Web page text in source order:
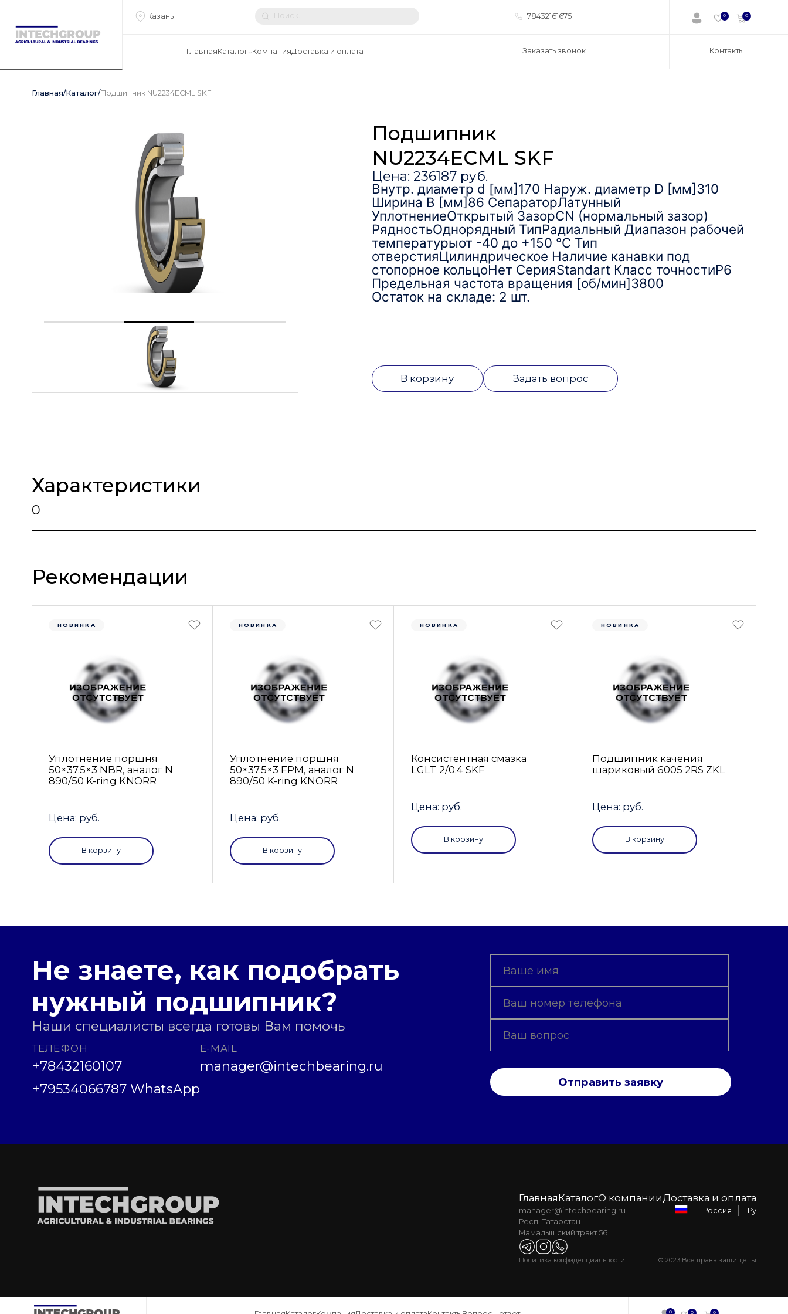
Казань +78432161675 0 0
ГлавнаяКаталог КомпанияДоставка и оплата Заказать звонок Контакты
Главная/Каталог/Подшипник NU2234ECML SKF
Подшипник
NU2234ECML SKF
Цена: 236187 руб.
Внутр. диаметр d [мм]170 Наруж. диаметр D [мм]310
Ширина B [мм]86 СепараторЛатунный
УплотнениеОткрытый ЗазорCN (нормальный зазор)
РядностьОднорядный ТипРадиальный Диапазон рабочей
температурыот -40 до +150 °C Тип
отверстияЦилиндрическое Наличие канавки под
стопорное кольцоНет СерияStandart Класс точностиP6
Предельная частота вращения [об/мин]3800
Остаток на складе: 2 шт.
В корзину Задать вопрос
Характеристики
0
Рекомендации
НОВИНКА
Уплотнение поршня
50×37.5×3 NBR, аналог N
890/50 K-ring KNORR
Цена: руб.
В корзину
НОВИНКА
Уплотнение поршня
50×37.5×3 FРM, аналог N
890/50 K-ring KNORR
Цена: руб.
В корзину
НОВИНКА
Консистентная смазка
LGLT 2/0.4 SKF
Цена: руб.
В корзину
НОВИНКА
Подшипник качения
шариковый 6005 2RS ZKL
Цена: руб.
В корзину
Не знаете, как подобрать
нужный подшипник?
Наши специалисты всегда готовы Вам помочь
ТЕЛЕФОН
+78432160107
+79534066787 WhatsApp
E-MAIL
manager@intechbearing.ru
Отправить заявку
ГлавнаяКаталогО компанииДоставка и оплата
manager@intechbearing.ru
Респ. Татарстан
Мамадышский тракт 56
Россия Ру
Политика конфиденциальности © 2023 Все права защищены
0 0 0